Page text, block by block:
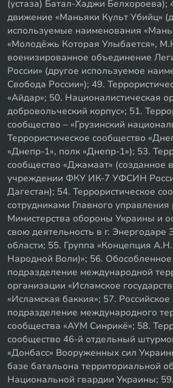
(устаза) Батал-Хаджи
движение «Маньяки Культ Убийц»
используемые наименования
«Молодёжь Которая Улыбается»,
военизированное объединение
России» (другое используемое
Свобода России»); 49.
«Айдар»; 50. Националистическая
добровольческий корпус»; 51.
сообщество – «Грузинский
Террористическое сообщество
«Днепр-1», полк «Днепр-1»); 53.
сообщество «Джамаат» (созданное
учреждении ФКУ ИК-7 УФСИН
Дагестан); 54. Террористическое
сотрудниками Главного управления
Министерства обороны Украины и
свою деятельность в г. Энергодаре
области; 55. Группа «Концепция
Народной Воли)»; 56.
подразделение международной
организации «Исламское
«Исламская баккия»; 57. Российское
подразделение международного
сообщества «АУМ Синрикё»; 58.
сообщество 46-й отдельный
«Донбасс» Вооруженных сил
базе батальона территориальной
Национальной гвардии Украины;